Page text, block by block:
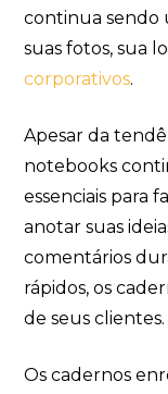
continua sendo
suas fotos, sua
corporativos.
Apesar da
notebooks
essenciais para
anotar suas
comentários
rápidos, os
de seus clientes.
Os cadernos